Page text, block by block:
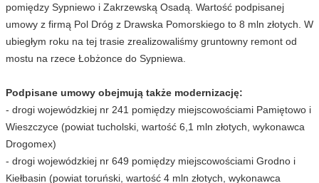
pomiędzy Sypniewo i Zakrzewską Osadą. Wartość podpisanej
umowy z firmą Pol Dróg z Drawska Pomorskiego to 8 mln złotych. W
ubiegłym roku na tej trasie zrealizowaliśmy gruntowny remont od
mostu na rzece Łobżonce do Sypniewa.
Podpisane umowy obejmują także modernizację:
- drogi wojewódzkiej nr 241 pomiędzy miejscowościami Pamiętowo i
Wieszczyce (powiat tucholski, wartość 6,1 mln złotych, wykonawca
Drogomex)
- drogi wojewódzkiej nr 649 pomiędzy miejscowościami Grodno i
Kiełbasin (powiat toruński, wartość 4 mln złotych, wykonawca